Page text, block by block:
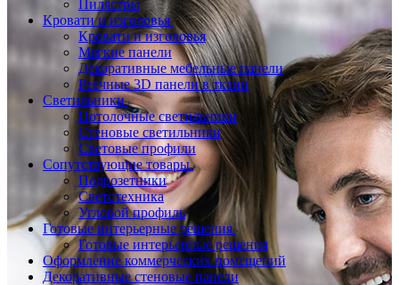
Пилястры
Кровати и изголовья
Кровати и изголовья
Мягкие панели
Декоративные мебельные панели
Реечные 3D панели в ткани
Светильники
Потолочные светильники
Стеновые светильники
Световые профили
Сопутствующие товары
Подрозетники
Светотехника
Угловой профиль
Готовые интерьерные решения
Готовые интерьерные решения
Оформление коммерческих помещений
Декоративные стеновые панели